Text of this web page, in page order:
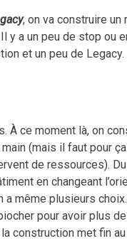
, on va construire un
y a un peu de stop ou
et un peu de Legacy.
À ce moment là, on
(mais il faut pour ça
de ressources).
en changeant
a même plusieurs
pour avoir plus
construction met fin